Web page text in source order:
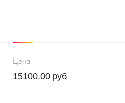
Цена
15100.00 руб